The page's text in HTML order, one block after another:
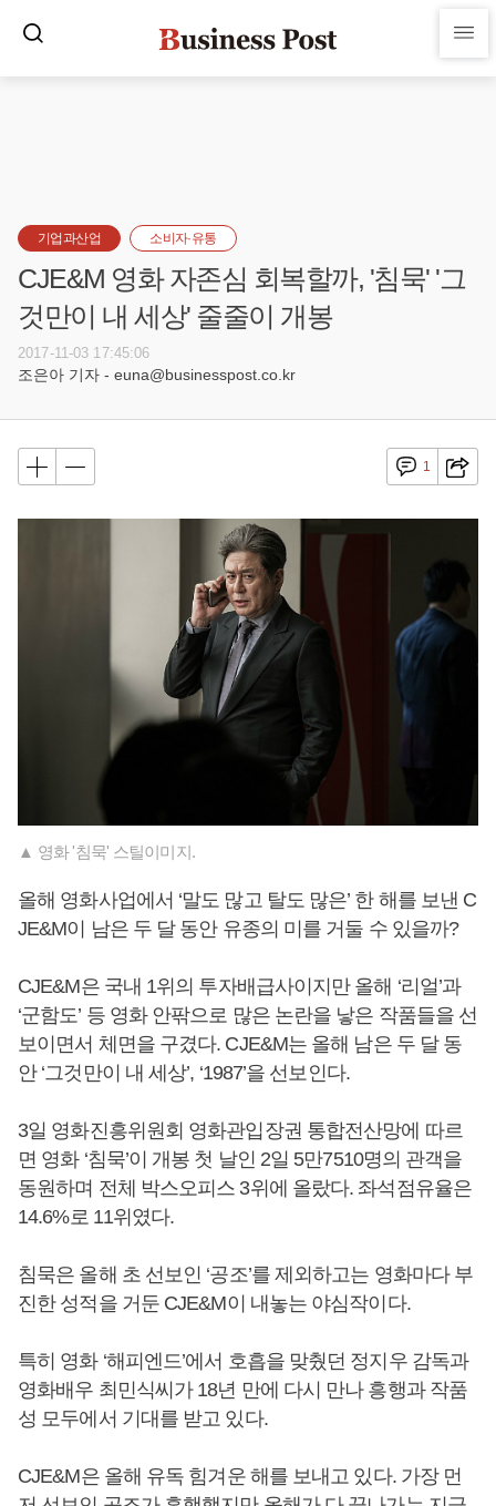
기업과산업 소비자·유통
CJE&M 영화 자존심 회복할까, '침묵' '그
것만이 내 세상' 줄줄이 개봉
2017-11-03 17:45:06
조은아 기자 - euna@businesspost.co.kr
1
▲ 영화 '침묵' 스틸이미지.
올해 영화사업에서 ‘말도 많고 탈도 많은’ 한 해를 보낸 C
JE&M이 남은 두 달 동안 유종의 미를 거둘 수 있을까?
CJE&M은 국내 1위의 투자배급사이지만 올해 ‘리얼’과
‘군함도’ 등 영화 안팎으로 많은 논란을 낳은 작품들을 선
보이면서 체면을 구겼다. CJE&M는 올해 남은 두 달 동
안 ‘그것만이 내 세상’, ‘1987’을 선보인다.
3일 영화진흥위원회 영화관입장권 통합전산망에 따르
면 영화 ‘침묵’이 개봉 첫 날인 2일 5만7510명의 관객을
동원하며 전체 박스오피스 3위에 올랐다. 좌석점유율은
14.6%로 11위였다.
침묵은 올해 초 선보인 ‘공조’를 제외하고는 영화마다 부
진한 성적을 거둔 CJE&M이 내놓는 야심작이다.
특히 영화 ‘해피엔드’에서 호흡을 맞췄던 정지우 감독과
영화배우 최민식씨가 18년 만에 다시 만나 흥행과 작품
성 모두에서 기대를 받고 있다.
CJE&M은 올해 유독 힘겨운 해를 보내고 있다. 가장 먼